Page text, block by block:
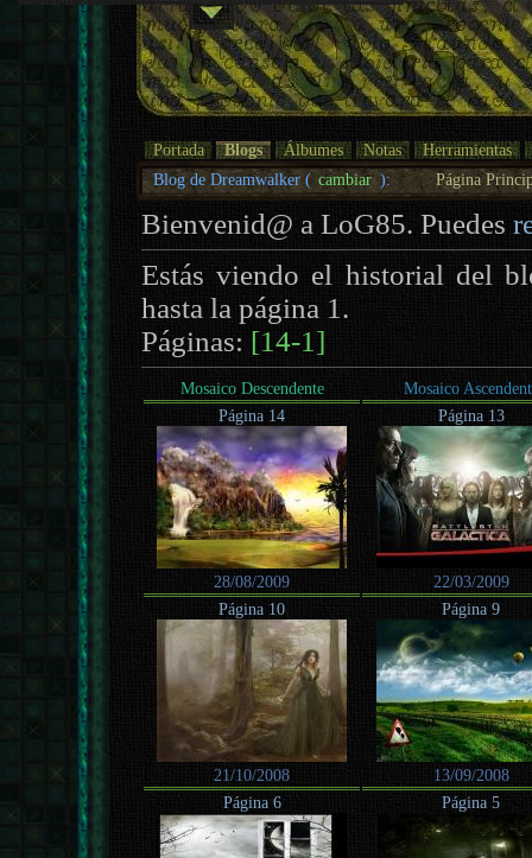
Portada Blogs Álbumes Notas
Herramientas
Blog de Dreamwalker ( cambiar ): Página
Bienvenid@ a LoG85. Puedes
Estás viendo el historial del
hasta la página 1.
Páginas: [14-1]
Mosaico Descendente
Mosaico
Página 14
28/08/2009
Página 13
22/03/2009
Página 10
21/10/2008
Página 9
13/09/2008
Página 6
Página 5